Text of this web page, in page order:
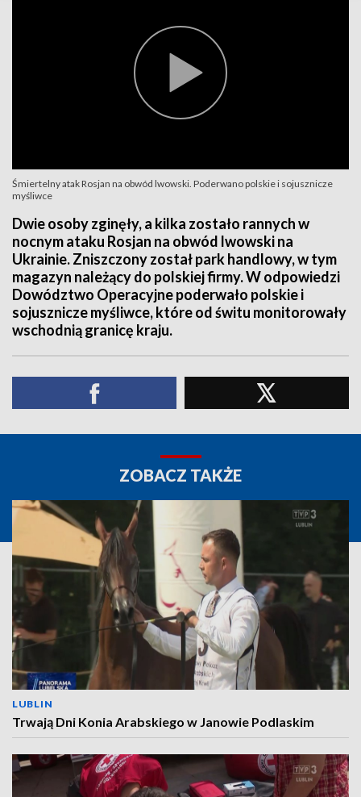
Śmiertelny atak Rosjan na obwód lwowski. Poderwano polskie i sojusznicze
myśliwce
Dwie osoby zginęły, a kilka zostało rannych w
nocnym ataku Rosjan na obwód lwowski na
Ukrainie. Zniszczony został park handlowy, w tym
magazyn należący do polskiej firmy. W odpowiedzi
Dowództwo Operacyjne poderwało polskie i
sojusznicze myśliwce, które od świtu monitorowały
wschodnią granicę kraju.
ZOBACZ TAKŻE
LUBLIN
Trwają Dni Konia Arabskiego w Janowie Podlaskim